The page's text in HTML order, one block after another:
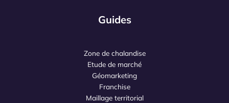
Guides
Zone de chalandise
Etude de marché
Géomarketing
Franchise
Maillage territorial